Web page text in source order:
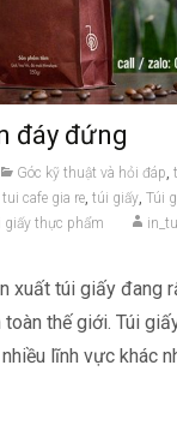
đáy đứng
Góc kỹ thuật và hỏi đáp
tui cafe gia re túi giấy Túi
giấy thực phẩm
xuất túi giấy đang
toàn thế giới. Túi
lĩnh vực khác